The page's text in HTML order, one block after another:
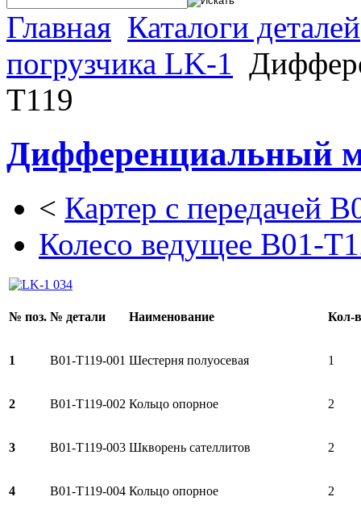
Главная Каталоги деталей
погрузчика LK-1
T119
Дифференциальный
< Картер с передачей
Колесо ведущее B01-
№ поз. № детали Наименование Кол-
1 B01-T119-001 Шестерня полуосевая 1
2 B01-T119-002 Кольцо опорное 2
3 B01-T119-003 Шкворень сателлитов 2
4 B01-T119-004 Кольцо опорное 2